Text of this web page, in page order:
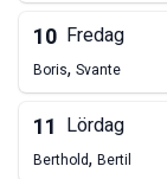
10 Fredag
Boris, Svante
11 Lördag
Berthold, Bertil